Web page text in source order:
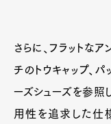
さらに、フラットな
チのトウキャップ、パ
ーズシューズを参照
用性を追求した仕